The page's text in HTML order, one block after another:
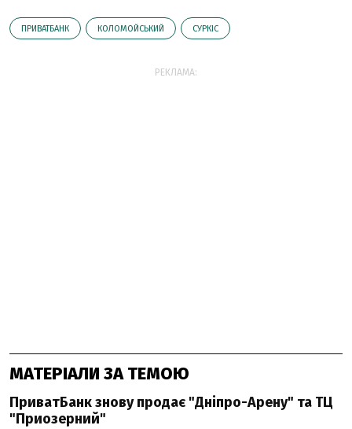
ПРИВАТБАНК КОЛОМОЙСЬКИЙ СУРКІС
РЕКЛАМА:
МАТЕРІАЛИ ЗА ТЕМОЮ
ПриватБанк знову продає "Дніпро-Арену" та ТЦ
"Приозерний"